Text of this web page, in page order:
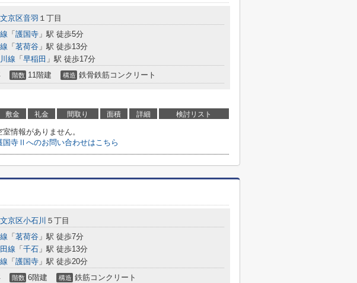
文京区音羽 １丁目
「 護国寺 」駅 徒歩5分
「 茗荷谷 」駅 徒歩13分
線 「 早稲田 」駅 徒歩17分
階数 11階建 構造 鉄骨鉄筋コンクリート
敷金 礼金 間取り 面積 詳細 検討リスト
室情報がありません。
国寺Ⅱへのお問い合わせはこちら
文京区小石川 ５丁目
「 茗荷谷 」駅 徒歩7分
線 「 千石 」駅 徒歩13分
「 護国寺 」駅 徒歩20分
階数 6階建 構造 鉄筋コンクリート